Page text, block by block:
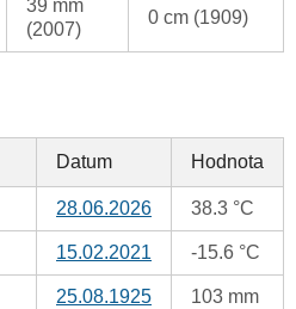
39 mm
(2007)
0 cm (1909)
Datum Hodnota
28.06.2026 38.3 °C
15.02.2021 -15.6 °C
25.08.1925 103 mm